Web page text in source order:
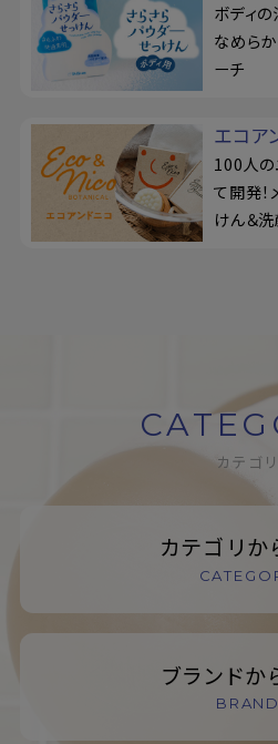
ボディの
なめら
ーチ
エコア
100人
て開発！
けん＆
カテゴリ
カテゴリか
ブランドか
BRAND